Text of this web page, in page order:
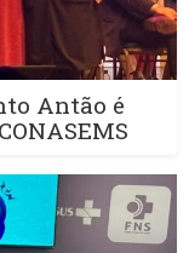
Antão é